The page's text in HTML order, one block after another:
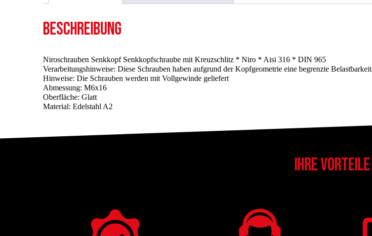
BESCHREIBUNG
Niroschrauben Senkkopf Senkkopfschraube mit Kreuzschlitz * Niro * Aisi 316 * DIN 965
Verarbeitungshinweise: Diese Schrauben haben aufgrund der Kopfgeometrie eine begrenzte Belastbarkeit
Hinweise: Die Schrauben werden mit Vollgewinde geliefert
Abmessung: M6x16
Oberfläche: Glatt
Material: Edelstahl A2
IHRE VORTEILE